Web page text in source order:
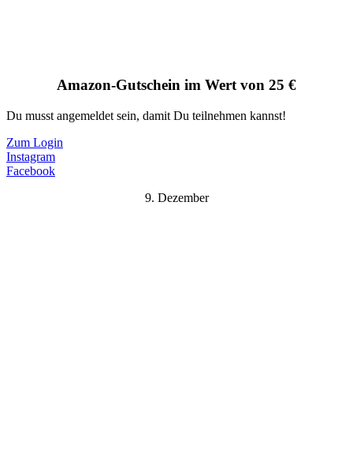
Amazon-Gutschein im Wert von 25 €
Du musst angemeldet sein, damit Du teilnehmen kannst!
Zum Login
Instagram
Facebook
9. Dezember